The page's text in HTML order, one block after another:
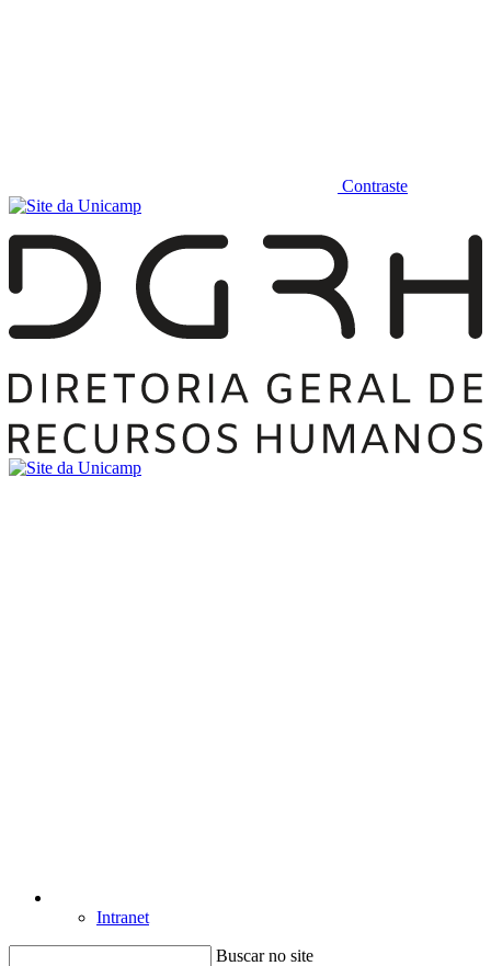
Contraste
Intranet
Buscar no site